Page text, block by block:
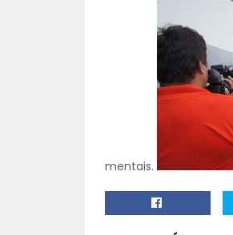
mentais.